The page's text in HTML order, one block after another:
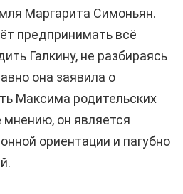
Маргарита Симоньян.
предпринимать всё
Галкину, не разбираясь
она заявила о
Максима родительских
мнению, он является
ориентации и пагубно